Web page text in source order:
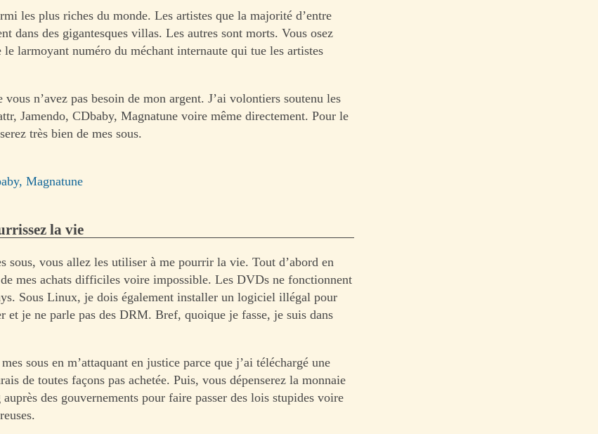
les plus riches du monde. Les artistes que la majorité d’entre
dans des gigantesques villas. Les autres sont morts. Vous osez
larmoyant numéro du méchant internaute qui tue les artistes
vous n’avez pas besoin de mon argent. J’ai volontiers soutenu les
Jamendo, CDbaby, Magnatune voire même directement. Pour le
très bien de mes sous.
Magnatune
la vie
sous, vous allez les utiliser à me pourrir la vie. Tout d’abord en
mes achats difficiles voire impossible. Les DVDs ne fonctionnent
Sous Linux, je dois également installer un logiciel illégal pour
et je ne parle pas des DRM. Bref, quoique je fasse, je suis dans
sous en m’attaquant en justice parce que j’ai téléchargé une
de toutes façons pas achetée. Puis, vous dépenserez la monnaie
des gouvernements pour faire passer des lois stupides voire